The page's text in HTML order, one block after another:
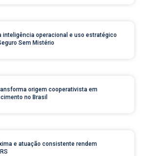
inteligência operacional e uso estratégico
Sem Mistério
origem cooperativista em
no Brasil
e atuação consistente rendem